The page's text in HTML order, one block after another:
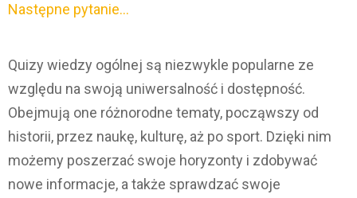
Następne pytanie...
Quizy wiedzy ogólnej są niezwykle popularne ze
względu na swoją uniwersalność i dostępność.
Obejmują one różnorodne tematy, począwszy od
historii, przez naukę, kulturę, aż po sport. Dzięki nim
możemy poszerzać swoje horyzonty i zdobywać
nowe informacje, a także sprawdzać swoje